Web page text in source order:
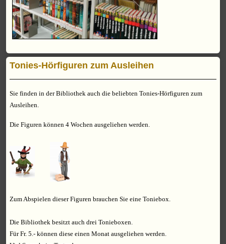
Tonies-Hörfiguren zum Ausleihen
Sie finden in der Bibliothek auch die beliebten Tonies-Hörfiguren zum
Ausleihen.
Die Figuren können 4 Wochen ausgeliehen werden.
Zum Abspielen dieser Figuren brauchen Sie eine Toniebox.
Die Bibliothek besitzt auch drei Tonieboxen.
Für Fr. 5.- können diese einen Monat ausgeliehen werden.